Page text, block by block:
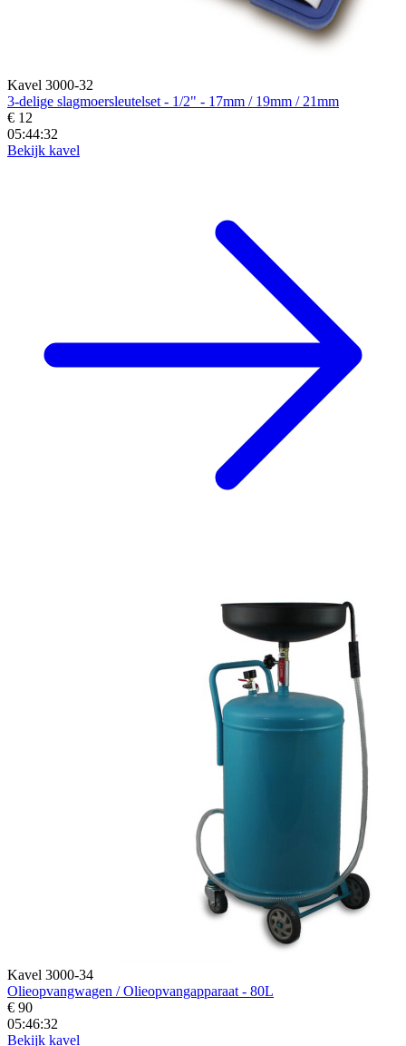
Kavel 3000-32
3-delige slagmoersleutelset - 1/2" - 17mm / 19mm / 21mm
€ 12
05:44:30
Bekijk kavel
Kavel 3000-34
Olieopvangwagen / Olieopvangapparaat - 80L
€ 90
05:46:30
Bekijk kavel